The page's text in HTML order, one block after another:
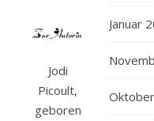
Jodi
Picoult,
geboren
Januar